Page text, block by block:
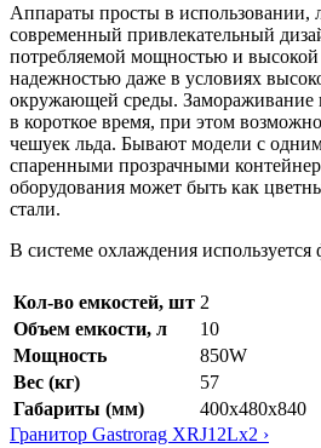
Аппараты просты в использовании,
современный привлекательный
потребляемой мощностью и
надежностью даже в условиях
окружающей среды. Замораживание
в короткое время, при этом
чешуек льда. Бывают модели с
спаренными прозрачными
оборудования может быть как
стали.
В системе охлаждения
Кол-во емкостей, шт 2
Объем емкости, л
10
Мощность
850W
Вес (кг)
57
Габариты (мм)
400x480x840
Гранитор Gastrorag XRJ12Lx2 ›